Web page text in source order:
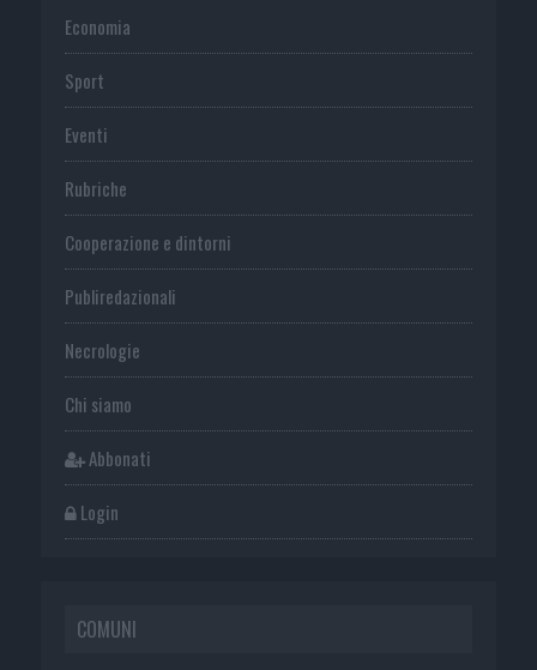
Economia
Sport
Eventi
Rubriche
Cooperazione e dintorni
Publiredazionali
Necrologie
Chi siamo
Abbonati
Login
COMUNI